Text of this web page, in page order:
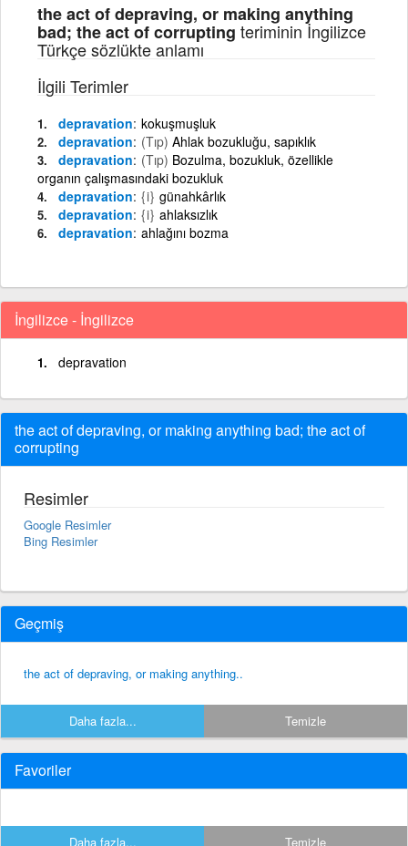
the act of depraving, or making anything
bad; the act of corrupting teriminin İngilizce
Türkçe sözlükte anlamı
İlgili Terimler
depravation kokuşmuşluk
depravation (Tıp) Ahlak bozukluğu, sapıklık
depravation (Tıp) Bozulma, bozukluk, özellikle
organın çalışmasındaki bozukluk
depravation {i} günahkârlık
depravation {i} ahlaksızlık
depravation ahlağını bozma
İngilizce - İngilizce
depravation
the act of depraving, or making anything bad; the act of
corrupting
Resimler
Google Resimler
Bing Resimler
Geçmiş
the act of depraving, or making anything..
Daha fazla... Temizle
Favoriler
Daha fazla... Temizle